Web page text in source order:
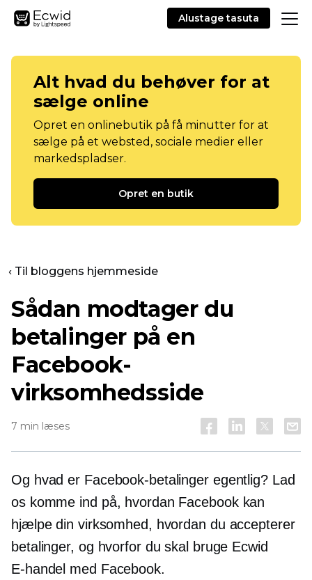
Alustage tasuta
Alt hvad du behøver for at
sælge online
Opret en onlinebutik på få minutter for at
sælge på et websted, sociale medier eller
markedspladser.
Opret en butik
‹ Til bloggens hjemmeside
Sådan modtager du
betalinger på en
Facebook-
virksomhedsside
7 min læses
Og hvad er Facebook-betalinger egentlig? Lad
os komme ind på, hvordan Facebook kan
hjælpe din virksomhed, hvordan du accepterer
betalinger, og hvorfor du skal bruge Ecwid
E-handel med Facebook.